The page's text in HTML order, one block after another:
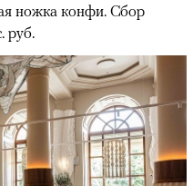
ножка конфи. Сбор
руб.